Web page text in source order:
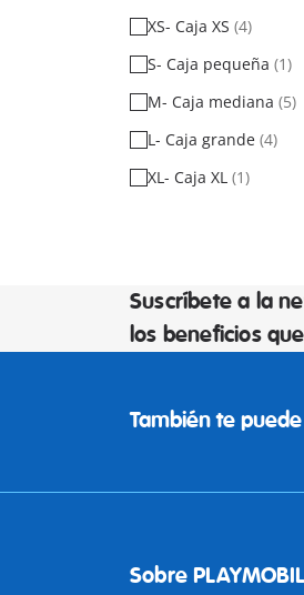
XS- Caja XS (4)
S- Caja pequeña (1)
M- Caja mediana (5)
L- Caja grande (4)
XL- Caja XL (1)
Suscríbete a la
los beneficios
También te
Sobre PLAYMOBIL